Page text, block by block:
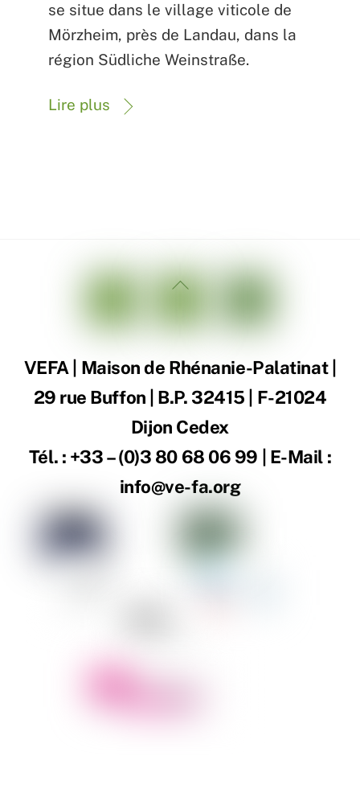
se situe dans le village viticole de
Mörzheim, près de Landau, dans la
région Südliche Weinstraße.
Lire plus
Back
Top
VEFA | Maison de Rhénanie-Palatinat |
29 rue Buffon | B.P. 32415 | F-21024
Dijon Cedex
Tél. : +33 – (0)3 80 68 06 99 | E-Mail :
info@ve-fa.org